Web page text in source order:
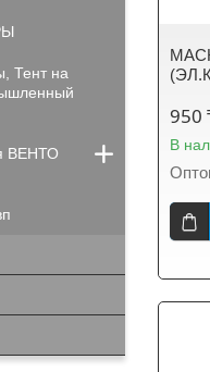
950
В
Тент на
ВЕНТО